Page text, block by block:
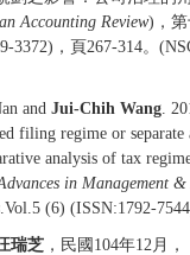
Accounting Review)，
3372)，頁267-314。
and Jui-Chih Wang.
filing regime or separate
analysis of tax
in Management
.Vol.5 (6) (ISSN:1792-
瑞芝 ，民國104年12月